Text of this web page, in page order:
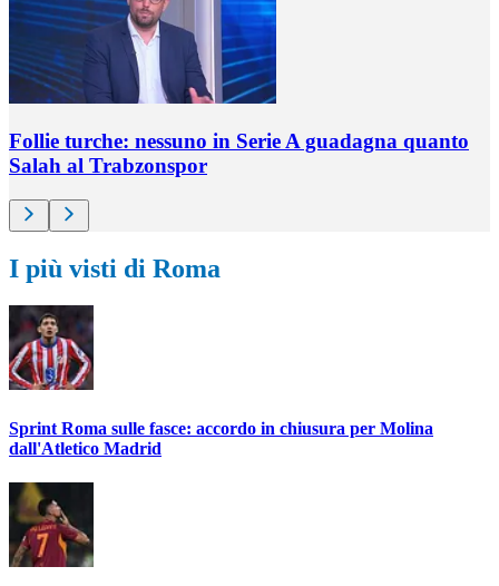
Follie turche: nessuno in Serie A guadagna quanto
Salah al Trabzonspor
I più visti di Roma
Sprint Roma sulle fasce: accordo in chiusura per Molina
dall'Atletico Madrid